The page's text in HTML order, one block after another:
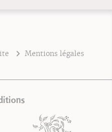
Mentions légales